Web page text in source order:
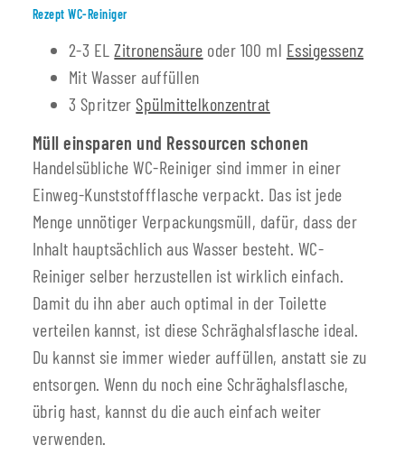
Rezept WC-Reiniger
2-3 ELZitronensäure oder 100 ml Essigessenz
Mit Wasser auffüllen
3 SpritzerSpülmittelkonzentrat
Müll einsparen und Ressourcen schonen
Handelsübliche WC-Reiniger sind immer in einer
Einweg-Kunststoffflasche verpackt. Das ist jede
Menge unnötiger Verpackungsmüll, dafür, dass der
Inhalt hauptsächlich aus Wasser besteht. WC-
Reiniger selber herzustellen ist wirklich einfach.
Damit du ihn aber auch optimal in der Toilette
verteilen kannst, ist diese Schräghalsflasche ideal.
Du kannst sie immer wieder auffüllen, anstatt sie zu
entsorgen. Wenn du noch eine Schräghalsflasche,
übrig hast, kannst du die auch einfach weiter
verwenden.